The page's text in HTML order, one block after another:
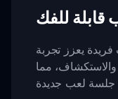
للفك
يعزز تجربة
والاستكشاف، مما